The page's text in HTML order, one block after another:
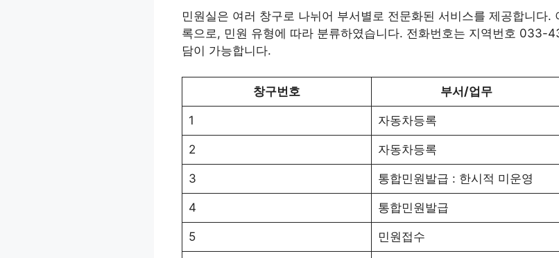
민원실은 여러 창구로 나뉘어 부서별로 전문화된 서비스를 제공합니다.
록으로, 민원 유형에 따라 분류하였습니다. 전화번호는 지역번호 033-
담이 가능합니다.
창구번호 부서/업무
1 자동차등록
2 자동차등록
3 통합민원발급 : 한시적 미운영
4 통합민원발급
5 민원접수